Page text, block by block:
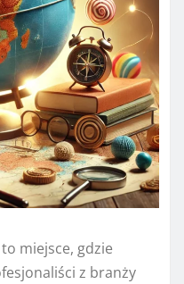
miejsce, gdzie
z branży